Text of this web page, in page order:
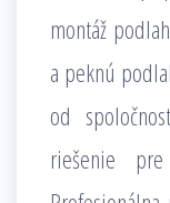
montáž
a peknú
od
riešenie